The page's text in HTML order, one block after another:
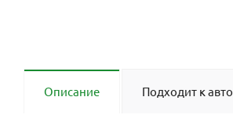
Описание Подходит к авто